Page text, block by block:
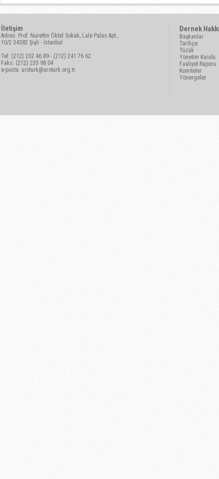
İletişim
Adres: Prof. Nurettin Öktel Sokak, Lale Palas Apt.,
10/2 34382 Şişli - İstanbul
Tel: (212) 232 46 89 - (212) 241 76 62
Faks: (212) 233 98 04
e-posta: uroturk@uroturk.org.tr
Dernek
Başkanlar
Tarihçe
Tüzük
Yönetim Kurulu
Faaliyet Raporu
Komiteler
Yönergeler